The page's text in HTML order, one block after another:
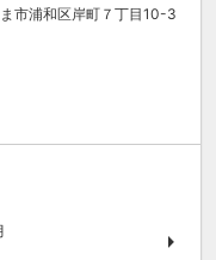
市浦和区岸町７丁目10-3